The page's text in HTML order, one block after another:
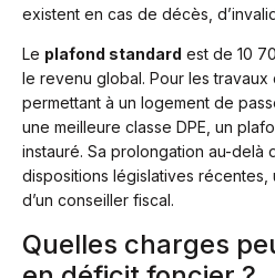
existent en cas de décès,
Le plafond standard est de 10
le revenu global. Pour les
permettant à un logement de
une meilleure classe DPE, un
instauré. Sa prolongation au-delà
dispositions législatives
d’un conseiller fiscal.
Quelles charges